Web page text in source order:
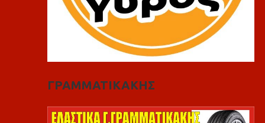
ΓΡΑΜΜΑΤΙΚΑΚΗΣ